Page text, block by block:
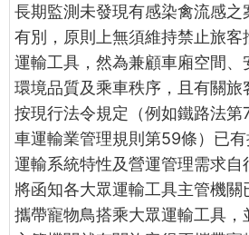
長期監測未發現有感染禽流感之
有別，原則上無須維持禁止旅客
運輸工具，然為兼顧車廂空間、
環境品質及乘車秩序，且有關旅
按現行法令規定（例如鐵路法第
車運輸業管理規則第59條）已
運輸系統特性及營運管理需求自
將函知各大眾運輸工具主管機
攜帶寵物鳥搭乘大眾運輸工具